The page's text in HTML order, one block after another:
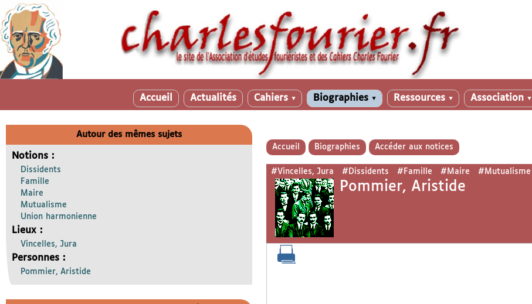
Accueil Actualités Cahiers ▼ Biographies ▼ Ressources ▼ Association ▼
Accueil Biographies Accéder aux notices
#Vincelles, Jura #Dissidents #Famille #Maire #Mutualisme
Pommier, Aristide
Autour des mêmes sujets
Notions :
Dissidents
Famille
Maire
Mutualisme
Union harmonienne
Lieux :
Vincelles, Jura
Personnes :
Pommier, Aristide